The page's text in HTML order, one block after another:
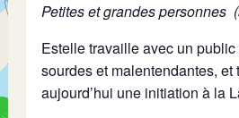
Petites et grandes personnes
Estelle travaille avec un
sourdes et malentendantes, et
aujourd’hui une initiation à la